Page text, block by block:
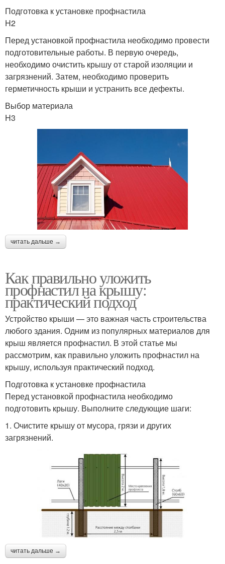
Подготовка к установке профнастила
H2
Перед установкой профнастила необходимо провести
подготовительные работы. В первую очередь,
необходимо очистить крышу от старой изоляции и
загрязнений. Затем, необходимо проверить
герметичность крыши и устранить все дефекты.
Выбор материала
H3
читать дальше →
Как правильно уложить
профнастил на крышу:
практический подход
Устройство крыши — это важная часть строительства
любого здания. Одним из популярных материалов для
крыш является профнастил. В этой статье мы
рассмотрим, как правильно уложить профнастил на
крышу, используя практический подход.
Подготовка к установке профнастила
Перед установкой профнастила необходимо
подготовить крышу. Выполните следующие шаги:
1. Очистите крышу от мусора, грязи и других
загрязнений.
читать дальше →